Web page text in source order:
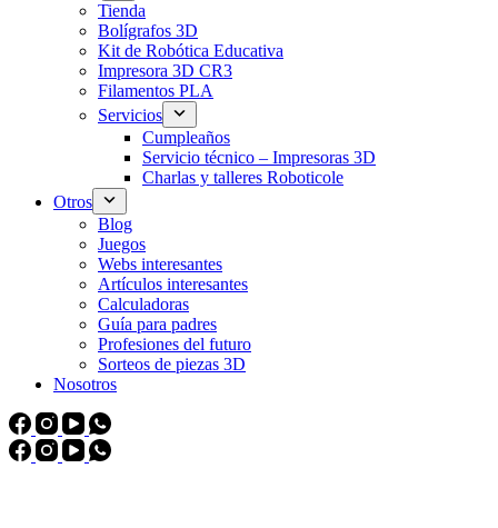
Tienda
Bolígrafos 3D
Kit de Robótica Educativa
Impresora 3D CR3
Filamentos PLA
Servicios
Cumpleaños
Servicio técnico – Impresoras 3D
Charlas y talleres Roboticole
Otros
Blog
Juegos
Webs interesantes
Artículos interesantes
Calculadoras
Guía para padres
Profesiones del futuro
Sorteos de piezas 3D
Nosotros